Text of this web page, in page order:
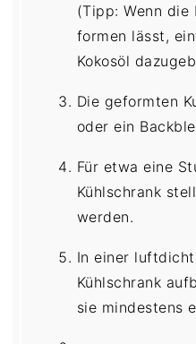
(Tipp: Wenn
formen lässt,
Kokosöl
Die geformten
oder ein
Für etwa eine
Kühlschrank
werden.
In einer
Kühlschrank
sie mindestens